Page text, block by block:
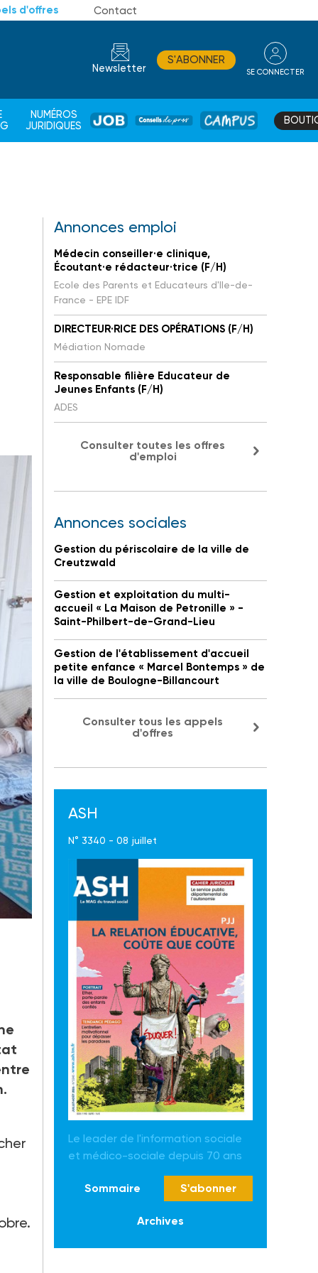
d'offres Contact
Newsletter
S'ABONNER
SE CONNECTER
NUMÉROS
JURIDIQUES
JOB
DE
CAMPUS
Annonces emploi
Médecin conseiller·e clinique,
Écoutant·e rédacteur·trice (F/H)
Ecole des Parents et Educateurs d'Ile-de-
France - EPE IDF
DIRECTEUR·RICE DES OPÉRATIONS (F/H)
Médiation Nomade
Responsable filière Educateur de
Jeunes Enfants (F/H)
ADES
Consulter toutes les offres
d'emploi
Annonces sociales
Gestion du périscolaire de la ville de
Creutzwald
Gestion et exploitation du multi-
accueil « La Maison de Petronille » -
Saint-Philbert-de-Grand-Lieu
Gestion de l'établissement d'accueil
petite enfance « Marcel Bontemps » de
la ville de Boulogne-Billancourt
Consulter tous les appels
d'offres
ASH
N° 3340 - 08 juillet
Le leader de l'information sociale
et médico-sociale depuis 70 ans
Sommaire S'abonner
Archives